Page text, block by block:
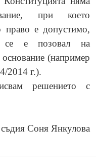
при което
право е допустимо,
се е позовал на
(например
2014 г.).
решението с
съдия Соня Янкулова